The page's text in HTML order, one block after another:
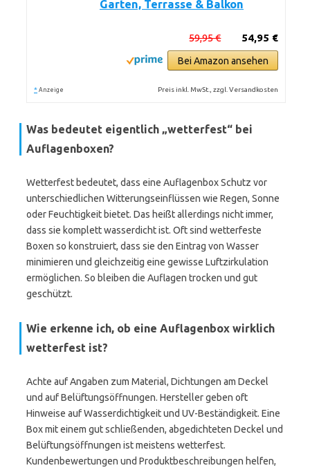
Garten, Terrasse & Balkon
54,95 €
59,95 €
Bei Amazon ansehen
* Anzeige Preis inkl. MwSt., zzgl. Versandkosten
Was bedeutet eigentlich „wetterfest“ bei
Auflagenboxen?
Wetterfest bedeutet, dass eine Auflagenbox Schutz vor
unterschiedlichen Witterungseinflüssen wie Regen, Sonne
oder Feuchtigkeit bietet. Das heißt allerdings nicht immer,
dass sie komplett wasserdicht ist. Oft sind wetterfeste
Boxen so konstruiert, dass sie den Eintrag von Wasser
minimieren und gleichzeitig eine gewisse Luftzirkulation
ermöglichen. So bleiben die Auflagen trocken und gut
geschützt.
Wie erkenne ich, ob eine Auflagenbox wirklich
wetterfest ist?
Achte auf Angaben zum Material, Dichtungen am Deckel
und auf Belüftungsöffnungen. Hersteller geben oft
Hinweise auf Wasserdichtigkeit und UV-Beständigkeit. Eine
Box mit einem gut schließenden, abgedichteten Deckel und
Belüftungsöffnungen ist meistens wetterfest.
Kundenbewertungen und Produktbeschreibungen helfen,